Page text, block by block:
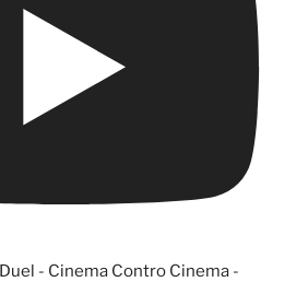
- Cinema Contro Cinema -